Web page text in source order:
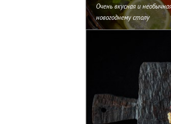
Очень вкусная и
новогоднему столу